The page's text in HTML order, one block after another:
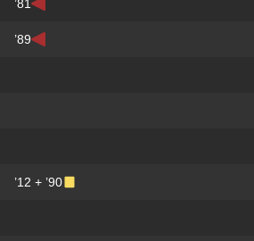
81’
89’
90’ + 12’